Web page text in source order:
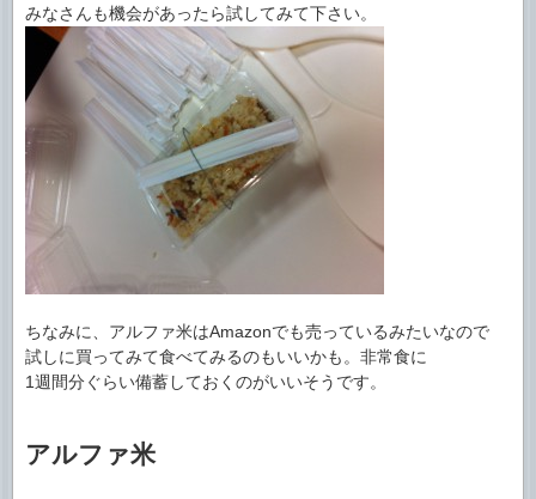
みなさんも機会があったら試してみて下さい。
ちなみに、アルファ米はAmazonでも売っているみたいなので
試しに買ってみて食べてみるのもいいかも。非常食に
1週間分ぐらい備蓄しておくのがいいそうです。
アルファ米